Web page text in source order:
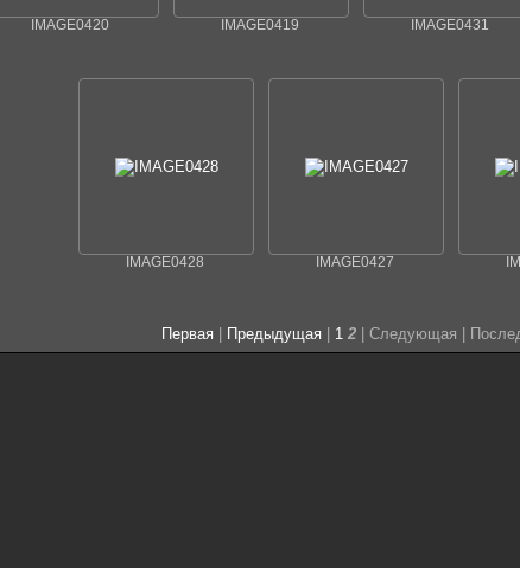
IMAGE0420 IMAGE0419 IMAGE0431
IMAGE0428 IMAGE0427
Первая| Предыдущая| 1 2 | Следующая |